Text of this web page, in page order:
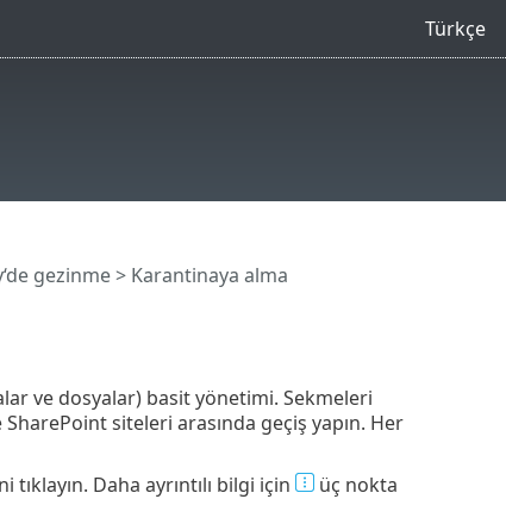
Türkçe
gezinme> Karantinaya alma
ve dosyalar) basit yönetimi. Sekmeleri
siteleri arasında geçiş yapın. Her
tıklayın. Daha ayrıntılı bilgi için
üç nokta